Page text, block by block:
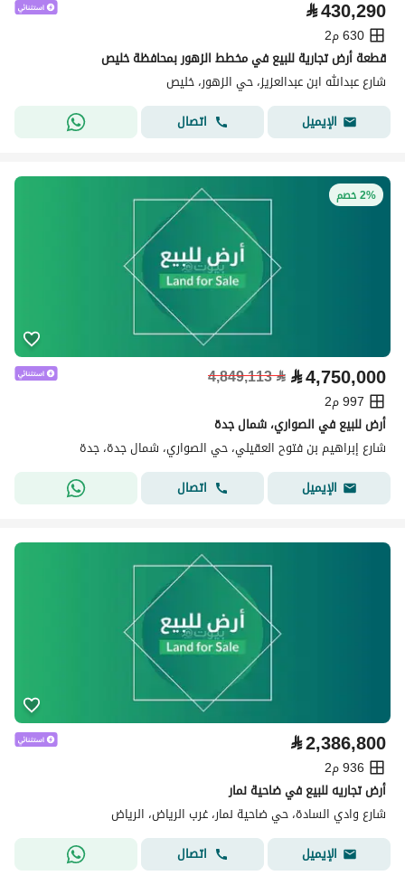
⃁430,290
630 م2
قطعة أرض تجارية للبيع في مخطط الزهور بمحافظة خليص
شارع عبدالله ابن عبدالعزيز، حي الزهور، خليص
الإيميل
اتصال
2% خصم
⃁4,750,000
⃁
4,849,113
997 م2
أرض للبيع في الصواري، شمال جدة
شارع إبراهيم بن فتوح العقيلي، حي الصواري، شمال جدة، جدة
الإيميل
اتصال
⃁2,386,800
936 م2
أرض تجاريه للبيع في ضاحية نمار
شارع وادي السادة، حي ضاحية نمار، غرب الرياض، الرياض
الإيميل
اتصال